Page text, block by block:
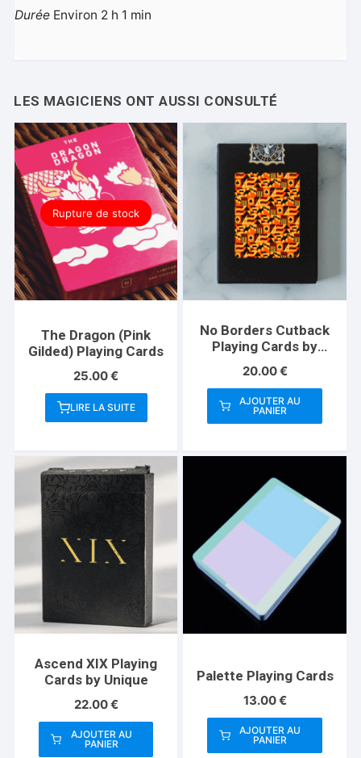
Durée Environ 2 h 1 min
Rupture de stock
The Dragon (Pink
Gilded) Playing Cards
25.00€
LIRE LA SUITE
No Borders Cutback
Playing Cards by
20.00€
AJOUTER AU
PANIER
Ascend XIX Playing
Cards by Unique
22.00€
AJOUTER AU
PANIER
Palette Playing Cards
13.00€
AJOUTER AU
PANIER